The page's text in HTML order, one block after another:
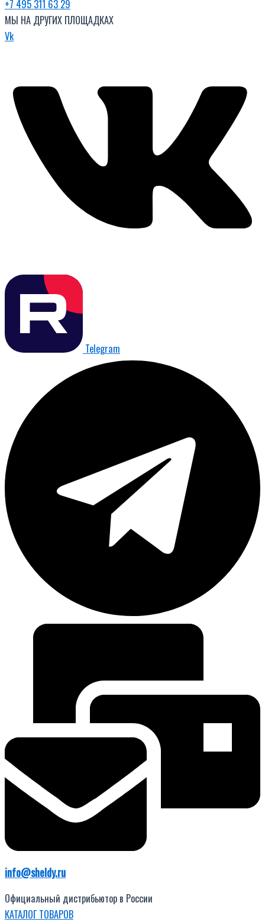
+7 495 311 63 29
МЫ НА ДРУГИХ ПЛОЩАДКАХ
Vk
Telegram
info@sheldy.ru
Официальный дистрибьютор в России
КАТАЛОГ ТОВАРОВ